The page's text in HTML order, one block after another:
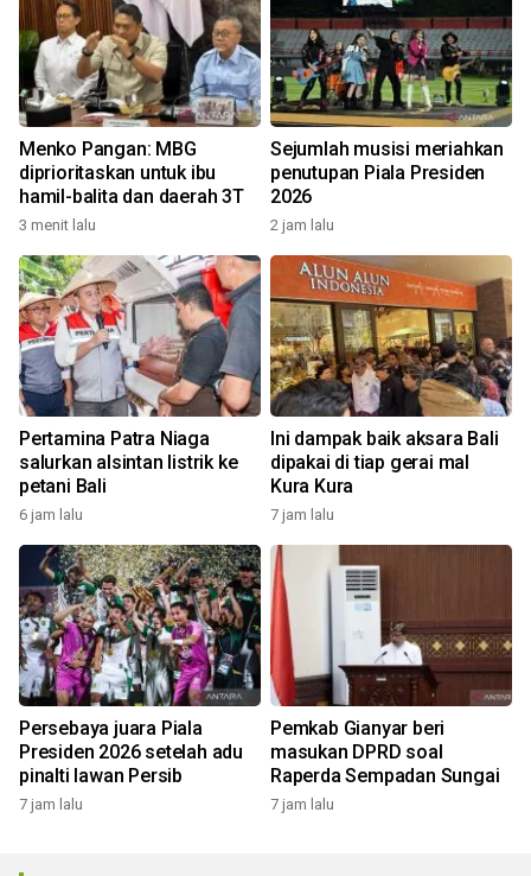
Menko Pangan: MBG
diprioritaskan untuk ibu
hamil-balita dan daerah 3T
3 menit lalu
Sejumlah musisi meriahkan
penutupan Piala Presiden
2026
2 jam lalu
Pertamina Patra Niaga
salurkan alsintan listrik ke
petani Bali
6 jam lalu
Ini dampak baik aksara Bali
dipakai di tiap gerai mal
Kura Kura
7 jam lalu
Persebaya juara Piala
Presiden 2026 setelah adu
pinalti lawan Persib
7 jam lalu
Pemkab Gianyar beri
masukan DPRD soal
Raperda Sempadan Sungai
7 jam lalu